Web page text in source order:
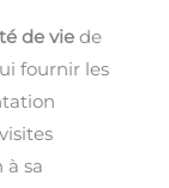
de vie de
fournir les
sa